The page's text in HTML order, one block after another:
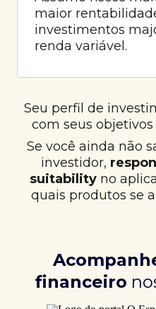
maior
investimentos
renda variável.
Seu perfil de
com seus
Se você ainda não
investidor,
suitabilityno
quais produtos se
financeiro